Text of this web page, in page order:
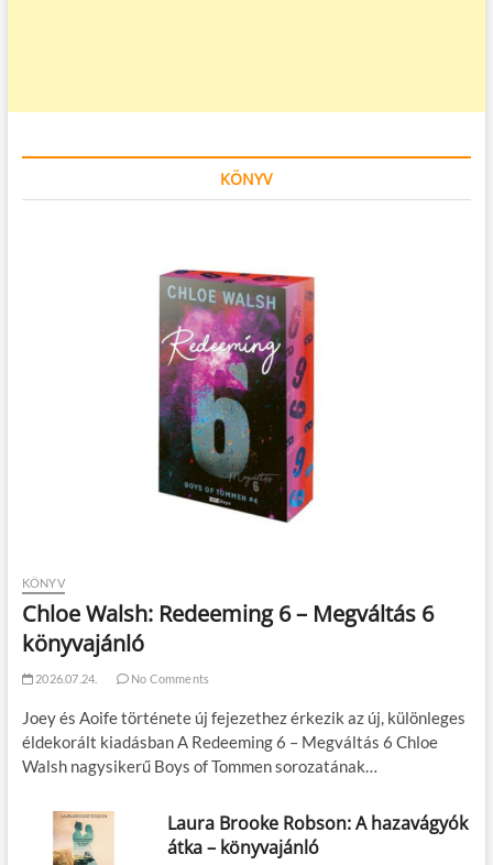
KÖNYV
KÖNYV
Chloe Walsh: Redeeming 6 – Megváltás 6
könyvajánló
2026.07.24. No Comments
Joey és Aoife története új fejezethez érkezik az új, különleges
éldekorált kiadásban A Redeeming 6 – Megváltás 6 Chloe
Walsh nagysikerű Boys of Tommen sorozatának…
Laura Brooke Robson: A hazavágyók
átka – könyvajánló